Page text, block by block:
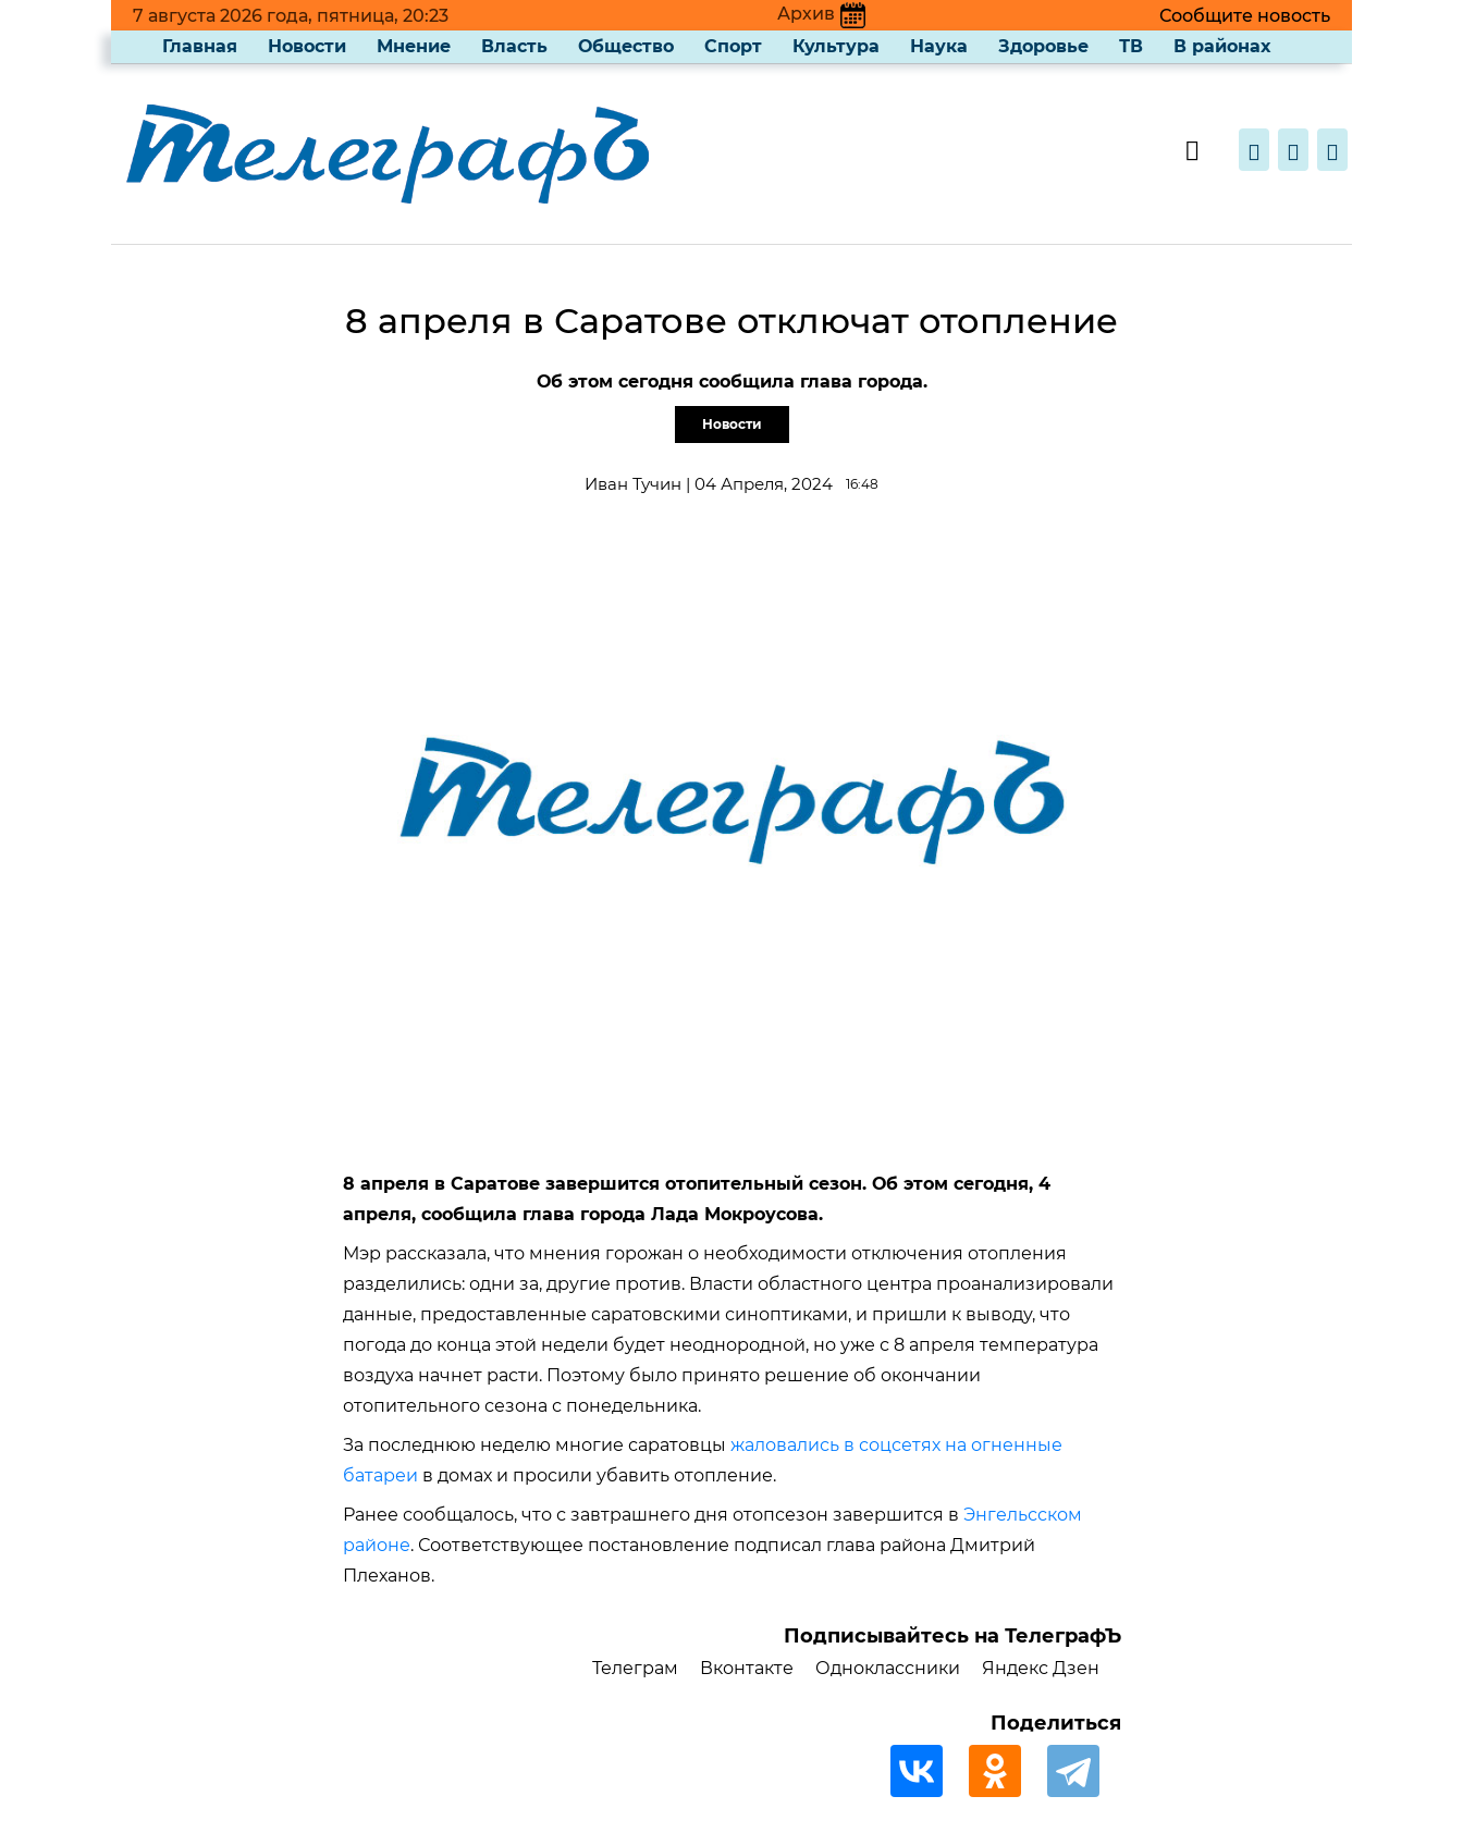
7 августа 2026 года, пятница, 20:23 Архив
Сообщите новость
Главная
Новости Мнение Власть Общество Спорт Культура Наука Здоровье ТВ В районах
8 апреля в Саратове отключат отопление
Об этом сегодня сообщила глава города.
Новости
Иван Тучин | 04 Апреля, 2024 16:48
8 апреля в Саратове завершится отопительный сезон. Об этом сегодня, 4
апреля, сообщила глава города Лада Мокроусова.
Мэр рассказала, что мнения горожан о необходимости отключения отопления
разделились: одни за, другие против. Власти областного центра проанализировали
данные, предоставленные саратовскими синоптиками, и пришли к выводу, что
погода до конца этой недели будет неоднородной, но уже с 8 апреля температура
воздуха начнет расти. Поэтому было принято решение об окончании
отопительного сезона с понедельника.
За последнюю неделю многие саратовцы жаловались в соцсетях на огненные
батареи в домах и просили убавить отопление.
Ранее сообщалось, что с завтрашнего дня отопсезон завершится в Энгельсском
районе. Соответствующее постановление подписал глава района Дмитрий
Плеханов.
Подписывайтесь на ТелеграфЪ
Телеграм Вконтакте Одноклассники Яндекс Дзен
Поделиться